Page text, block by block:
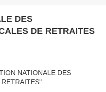
DES
DE RETRAITES